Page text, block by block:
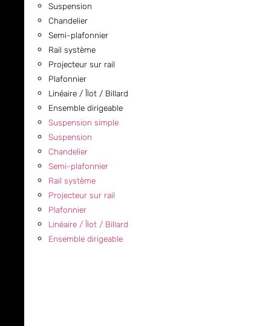
Suspension
Chandelier
Semi-plafonnier
Rail système
Projecteur sur rail
Plafonnier
Linéaire / Îlot / Billard
Ensemble dirigeable
Suspension simple
Suspension
Chandelier
Semi-plafonnier
Rail système
Projecteur sur rail
Plafonnier
Linéaire / Îlot / Billard
Ensemble dirigeable